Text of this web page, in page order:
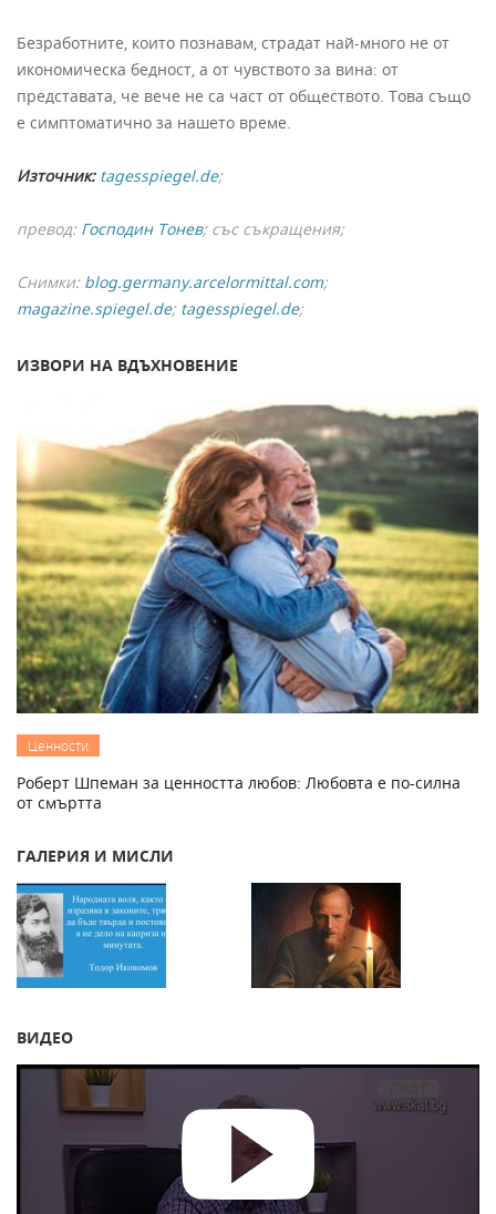
Безработните, които познавам, страдат най-много не от
икономическа бедност, а от чувството за вина: от
представата, че вече не са част от обществото. Това също
е симптоматично за нашето време.
Източник: tagesspiegel.de;
превод: Господин Тонев; със съкращения;
Снимки: blog.germany.arcelormittal.com;
magazine.spiegel.de; tagesspiegel.de;
ИЗВОРИ НА ВДЪХНОВЕНИЕ
Ценности
Роберт Шпеман за ценността любов: Любовта е по-силна
от смъртта
ГАЛЕРИЯ И МИСЛИ
ВИДЕО